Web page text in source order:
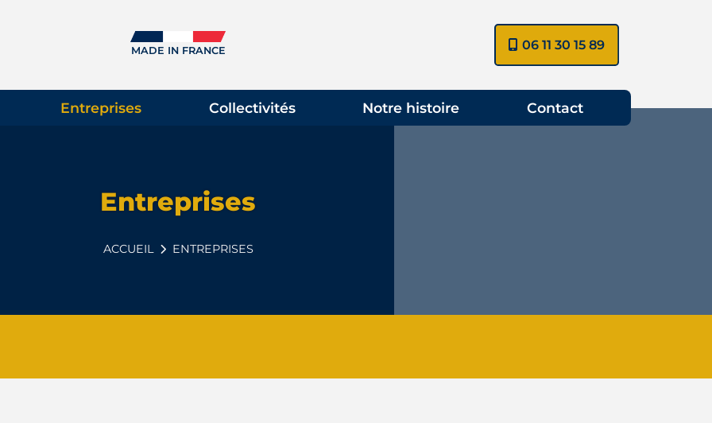
MADE IN FRANCE 06 11 30 15 89
Entreprises Collectivités Notre histoire Contact
Entreprises
ENTREPRISES